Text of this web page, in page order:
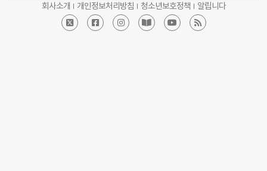
회사소개 개인정보처리방침 청소년보호정책 알립니다